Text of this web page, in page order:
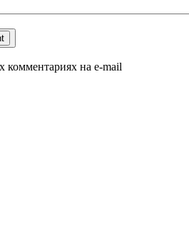
на e-mail